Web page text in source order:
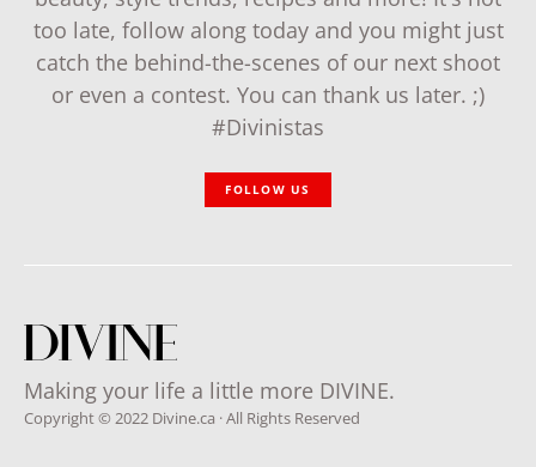
too late, follow along today and you might just
catch the behind-the-scenes of our next shoot
or even a contest. You can thank us later. ;)
#Divinistas
FOLLOW US
Making your life a little more DIVINE.
Copyright © 2022 Divine.ca · All Rights Reserved